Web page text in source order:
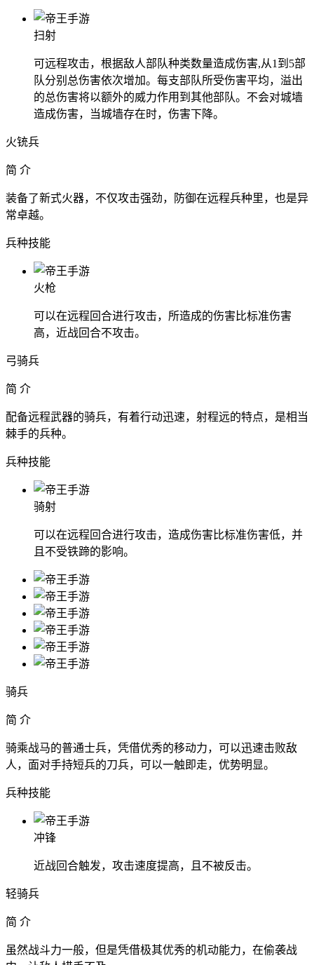
扫射
可远程攻击，根据敌人部队种类数量造成伤害,从1到5部
队分别总伤害依次增加。每支部队所受伤害平均，溢出
的总伤害将以额外的威力作用到其他部队。不会对城墙
造成伤害，当城墙存在时，伤害下降。
火铳兵
简 介
装备了新式火器，不仅攻击强劲，防御在远程兵种里，也是异
常卓越。
兵种技能
火枪
可以在远程回合进行攻击，所造成的伤害比标准伤害
高，近战回合不攻击。
弓骑兵
简 介
配备远程武器的骑兵，有着行动迅速，射程远的特点，是相当
棘手的兵种。
兵种技能
骑射
可以在远程回合进行攻击，造成伤害比标准伤害低，并
且不受铁蹄的影响。
骑兵
简 介
骑乘战马的普通士兵，凭借优秀的移动力，可以迅速击败敌
人，面对手持短兵的刀兵，可以一触即走，优势明显。
兵种技能
冲锋
近战回合触发，攻击速度提高，且不被反击。
轻骑兵
简 介
虽然战斗力一般，但是凭借极其优秀的机动能力，在偷袭战